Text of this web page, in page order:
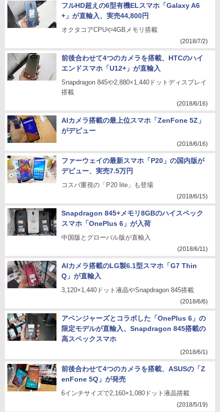
フルHD超えの6型有機ELスマホ「Galaxy A6
+」が直輸入、実売44,800円
オクタコアCPUや4GBメモリ搭載
(2018/7/2)
前後合わせて4つのカメラを搭載、HTCのハイ
エンドスマホ「U12+」が直輸入
Snapdragon 845や2,880×1,440ドットディスプレイ
搭載
(2018/6/16)
AIカメラ搭載の最上位スマホ「ZenFone 5Z」
がデビュー
(2018/6/16)
ファーウェイの最新スマホ「P20」の国内版が
デビュー、実売7.5万円
コスパ重視の「P20 lite」も登場
(2018/6/15)
Snapdragon 845+メモリ8GBのハイスペック
スマホ「OnePlus 6」が入荷
中国版とグローバル版が直輸入
(2018/6/11)
AIカメラ搭載のLG製6.1型スマホ「G7 Thin
Q」が直輸入
3,120×1,440ドット液晶やSnapdragon 845搭載
(2018/6/6)
アベンジャーズとコラボした「OnePlus 6」の
限定モデルが直輸入、Snapdragon 845搭載の
高スペックスマホ
(2018/6/1)
前後合わせて4つのカメラを搭載、ASUSの「Z
enFone 5Q」が発売
6インチサイズで2,160×1,080ドット液晶搭載
(2018/5/19)